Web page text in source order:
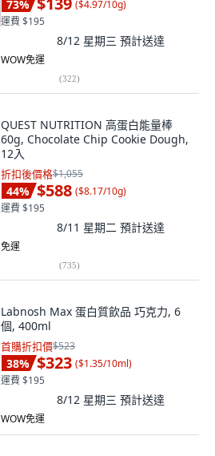
73% ($4.97/10g)
運費 $195
8/12 星期三 預計送達
WOW免運
(322)
QUEST NUTRITION 高蛋白能量棒
60g, Chocolate Chip Cookie Dough,
12入
折扣後價格$1,055
44% $588 ($8.17/10g)
運費 $195
8/11 星期二 預計送達
免運
(735)
Labnosh Max 蛋白質飲品 巧克力, 6
個, 400ml
首購折扣價$523
38% $323 ($1.35/10ml)
運費 $195
8/12 星期三 預計送達
WOW免運